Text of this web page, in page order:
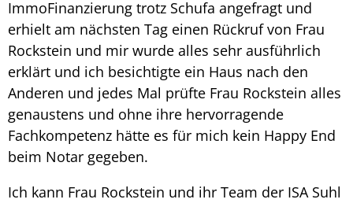
ImmoFinanzierung trotz Schufa angefragt und
erhielt am nächsten Tag einen Rückruf von Frau
Rockstein und mir wurde alles sehr ausführlich
erklärt und ich besichtigte ein Haus nach den
Anderen und jedes Mal prüfte Frau Rockstein alles
genaustens und ohne ihre hervorragende
Fachkompetenz hätte es für mich kein Happy End
beim Notar gegeben.
Ich kann Frau Rockstein und ihr Team der ISA Suhl